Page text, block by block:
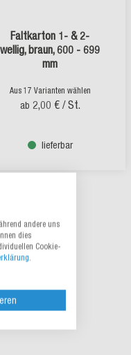
Faltkarton 1- & 2-
wellig, braun, 600 - 699
mm
Aus 17 Varianten wählen
ab 2,00 € / St.
lieferbar
andere uns
dies
Cookie-
.